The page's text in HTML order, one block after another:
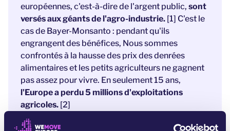
européennes, c'est-à-dire de l'argent public, sont
versés aux géants de l'agro-industrie. [1] C'est le
cas de Bayer-Monsanto : pendant qu'ils
engrangent des bénéfices, Nous sommes
confrontés à la hausse des prix des denrées
alimentaires et les petits agriculteurs ne gagnent
pas assez pour vivre. En seulement 15 ans,
l'Europe a perdu 5 millions d'exploitations
agricoles. [2]
Mais l'UE a un nouveau plan... qui ne change rien !